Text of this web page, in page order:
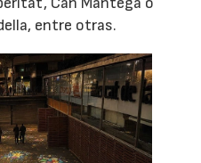
entre otras.